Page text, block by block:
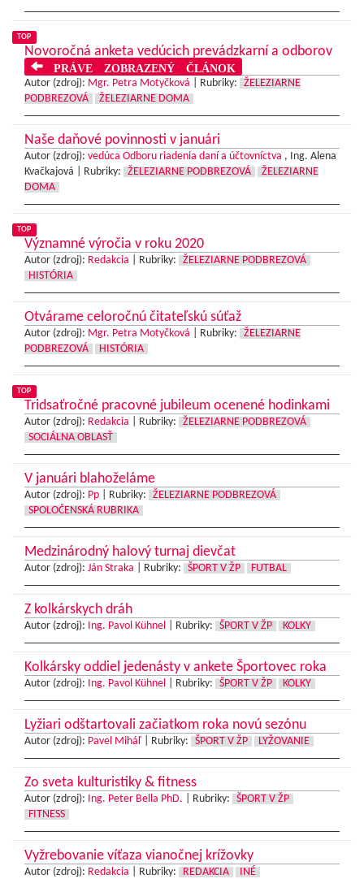
TOP
Novoročná anketa vedúcich prevádzkarní a odborov
PRÁVE ZOBRAZENÝ ČLÁNOK
Autor (zdroj): Mgr. Petra Motyčková Rubriky:
ŽELEZIARNE
PODBREZOVÁ
ŽELEZIARNE DOMA
Naše daňové povinnosti v januári
Autor (zdroj): vedúca Odboru riadenia daní a účtovníctva , Ing. Alena
Kvačkajová |
Rubriky: ŽELEZIARNE PODBREZOVÁ
ŽELEZIARNE
DOMA
TOP
Významné výročia v roku 2020
Autor (zdroj): Redakcia Rubriky:
ŽELEZIARNE PODBREZOVÁ
HISTÓRIA
Otvárame celoročnú čitateľskú súťaž
Autor (zdroj): Mgr. Petra Motyčková Rubriky:
ŽELEZIARNE
PODBREZOVÁ
HISTÓRIA
TOP
Tridsaťročné pracovné jubileum ocenené hodinkami
Autor (zdroj): Redakcia Rubriky:
ŽELEZIARNE PODBREZOVÁ
SOCIÁLNA OBLASŤ
V januári blahoželáme
Autor (zdroj): Pp Rubriky:
ŽELEZIARNE PODBREZOVÁ
SPOLOČENSKÁ RUBRIKA
Medzinárodný halový turnaj dievčat
Autor (zdroj): Ján Straka Rubriky: ŠPORT V ŽP FUTBAL
Z kolkárskych dráh
Autor (zdroj): Ing. Pavol Kühnel Rubriky: ŠPORT V ŽP KOLKY
Kolkársky oddiel jedenásty v ankete Športovec roka
Autor (zdroj): Ing. Pavol Kühnel Rubriky: ŠPORT V ŽP KOLKY
Lyžiari odštartovali začiatkom roka novú sezónu
Autor (zdroj): Pavel Miháľ Rubriky: ŠPORT V ŽP LYŽOVANIE
Zo sveta kulturistiky & fitness
Autor (zdroj): Ing. Peter Bella PhD. Rubriky:
ŠPORT V ŽP
FITNESS
Vyžrebovanie víťaza vianočnej krížovky
Autor (zdroj): Redakcia Rubriky: REDAKCIA INÉ